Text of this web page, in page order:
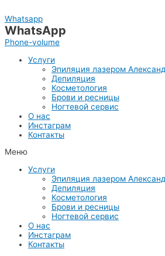
к
содержимому
Whatsapp
WhatsApp
Phone-volume
Услуги
Эпиляция лазером
Депиляция
Косметология
Брови и ресницы
Ногтевой сервис
О нас
Инстаграм
Контакты
Меню
Услуги
Эпиляция лазером
Депиляция
Косметология
Брови и ресницы
Ногтевой сервис
О нас
Инстаграм
Контакты